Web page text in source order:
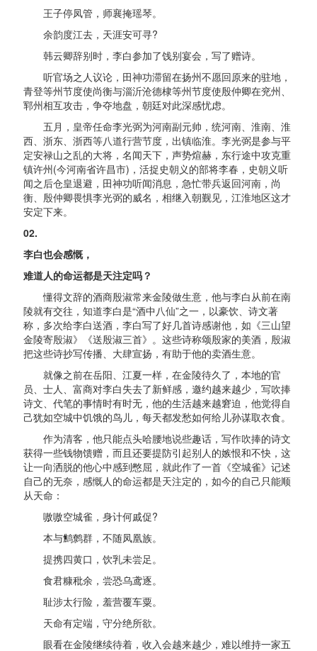
王子停凤管，师襄掩瑶琴。
余韵度江去，天涯安可寻?
韩云卿辞别时，李白参加了饯别宴会，写了赠诗。
听官场之人议论，田神功滞留在扬州不愿回原来的驻地，
青登等州节度使尚衡与淄沂沧德棣等州节度使殷仲卿在兖州、
郓州相互攻击，争夺地盘，朝廷对此深感忧虑。
五月，皇帝任命李光弼为河南副元帅，统河南、淮南、淮
西、浙东、浙西等八道行营节度，出镇临淮。李光弼是参与平
定安禄山之乱的大将，名闻天下，声势煊赫，东行途中攻克重
镇许州(今河南省许昌市)，活捉史朝义的部将李春，史朝义听
闻之后仓皇退避，田神功听闻消息，急忙带兵返回河南，尚
衡、殷仲卿畏惧李光弼的威名，相继入朝觐见，江淮地区这才
安定下来。
02.
李白也会感慨，
难道人的命运都是天注定吗？
懂得文辞的酒商殷淑常来金陵做生意，他与李白从前在南
陵就有交往，知道李白是“酒中八仙”之一，以豪饮、诗文著
称，多次给李白送酒，李白写了好几首诗感谢他，如《三山望
金陵寄殷淑》《送殷淑三首》。这些诗称颂殷家的美酒，殷淑
把这些诗抄写传播、大肆宣扬，有助于他的卖酒生意。
就像之前在岳阳、江夏一样，在金陵待久了，本地的官
员、士人、富商对李白失去了新鲜感，邀约越来越少，写吹捧
诗文、代笔的事情时有时无，他的生活越来越窘迫，他觉得自
己犹如空城中饥饿的鸟儿，每天都发愁如何给儿孙谋取衣食。
作为清客，他只能点头哈腰地说些趣话，写作吹捧的诗文
获得一些钱物馈赠，而且还要提防引起别人的嫉恨和不快，这
让一向洒脱的他心中感到憋屈，就此作了一首《空城雀》记述
自己的无奈，感慨人的命运都是天注定的，如今的自己只能顺
从天命：
嗷嗷空城雀，身计何戚促?
本与鹪鹩群，不随凤凰族。
提携四黄口，饮乳未尝足。
食君糠秕余，尝恐乌鸢逐。
耻涉太行险，羞营覆车粟。
天命有定端，守分绝所欲。
眼看在金陵继续待着，收入会越来越少，难以维持一家五